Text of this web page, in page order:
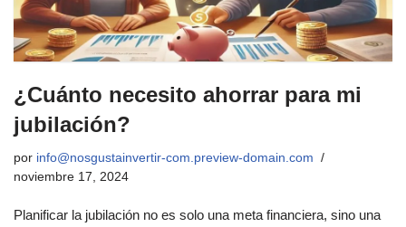
¿Cuánto necesito ahorrar para mi
jubilación?
por info@nosgustainvertir-com.preview-domain.com
noviembre 17, 2024
Planificar la jubilación no es solo una meta financiera, sino una